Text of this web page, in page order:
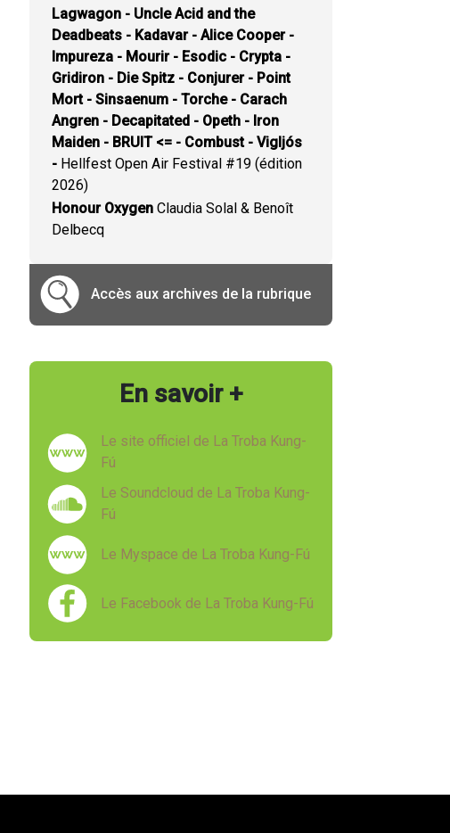
Lagwagon - Uncle Acid and the
Deadbeats - Kadavar - Alice Cooper -
Impureza - Mourir - Esodic - Crypta -
Gridiron - Die Spitz - Conjurer - Point
Mort - Sinsaenum - Torche - Carach
Angren - Decapitated - Opeth - Iron
Maiden - BRUIT <= - Combust - Vigljós
- Hellfest Open Air Festival #19 (édition
2026)
Honour Oxygen Claudia Solal & Benoît
Delbecq
Accès aux archives de la rubrique
En savoir +
Le site officiel de La Troba Kung-
Fú
Le Soundcloud de La Troba Kung-
Fú
Le Myspace de La Troba Kung-Fú
Le Facebook de La Troba Kung-Fú